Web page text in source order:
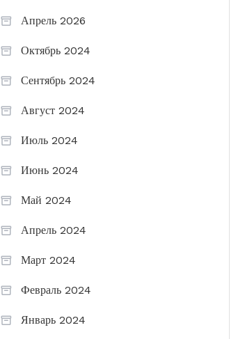
Апрель 2026
Октябрь 2024
Сентябрь 2024
Август 2024
Июль 2024
Июнь 2024
Май 2024
Апрель 2024
Март 2024
Февраль 2024
Январь 2024